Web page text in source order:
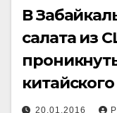
В
салата из
китайского
20.01.2016